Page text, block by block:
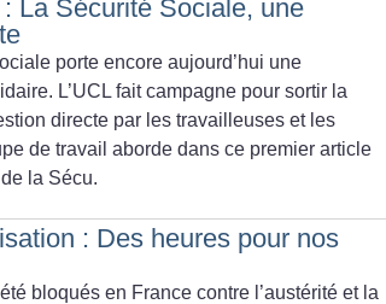
La Sécurité Sociale, une
porte encore aujourd’hui une
L’UCL fait campagne pour sortir la
directe par les travailleuses et les
de travail aborde dans ce premier article
la Sécu.
: Des heures pour nos
bloqués en France contre l’austérité et la